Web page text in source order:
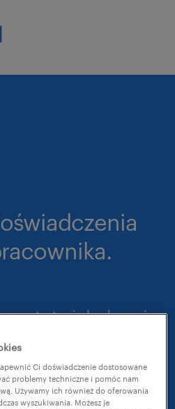
strategię budowania
różnych wyzwań i
przed talentami na
Mapowanie cyklu
Ci doświadczenie dostosowane
problemy techniczne i pomóc nam
Używamy ich również do oferowania
wyszukiwania. Możesz je